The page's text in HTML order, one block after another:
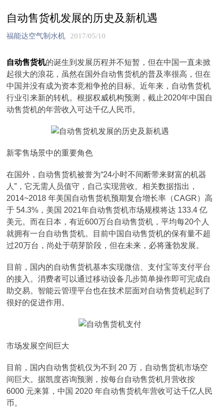
自动售货机发展的历史及新机遇
福能达空气制水机 2017/05/10
自动售货机的诞生到发展历程并不短暂，但在中国一直未掀
起很大的浪花，虽然在国外自动售货机的普及率很高，但在
中国并没有成为资本竞相争抢的目标。近年来，自动售货机
行业引来新的转机。根据权威机构预测，截止2020年中国自
动售货机的年营收入可达千亿人民币。
新零售场景中的重要角色
在国外，自动售货机被誉为“24小时不间断带来财富的机器
人”，它无需人员值守，自己实现营收。相关数据指出，
2014~2018 年美国自动售货机预期复合增长率（CAGR）高
于 54.3%，美国 2021年自动售货机市场规模将达 133.4 亿
美元。而在日本，有近600万台自动售货机，平均每20个人
就拥有一台自动售货机。目前中国自动售货机的保有量不超
过20万台，尚处于萌芽阶段，但在未来，必将蓬勃发展。
目前，国内的自动售货机基本实现微信、支付宝等支付平台
的接入。消费者可以通过移动设备几步简单操作即可完成自
助交易。智能云管理平台也在技术层面对自动售货机起到了
很好的促进作用。
市场发展空间巨大
目前，国内自动售货机仅为不到 20 万，自动售货机市场空
间巨大。据凯度咨询预测，按每台自动售货机月营收按
6000 元来算，中国 2020 年自动售货机年营收可达千亿人民
币。